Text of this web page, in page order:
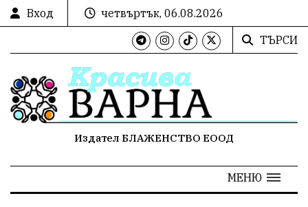
Вход
четвъртък, 06.08.2026
ТЪРСИ
Издател БЛАЖЕНСТВО ЕООД
МЕНЮ